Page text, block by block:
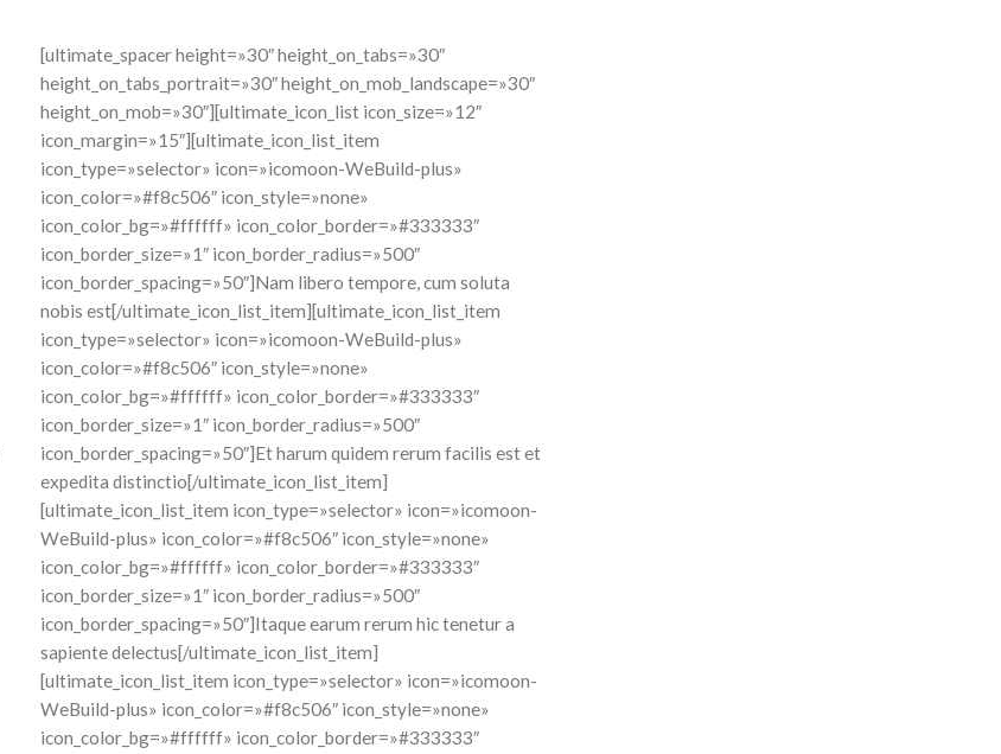
[ultimate_spacer height=»30″ height_on_tabs=»30″
height_on_tabs_portrait=»30″ height_on_mob_landscape=»30″
height_on_mob=»30″][ultimate_icon_list icon_size=»12″
icon_margin=»15″][ultimate_icon_list_item
icon_type=»selector» icon=»icomoon-WeBuild-plus»
icon_color=»#f8c506″ icon_style=»none»
icon_color_bg=»#ffffff» icon_color_border=»#333333″
icon_border_size=»1″ icon_border_radius=»500″
icon_border_spacing=»50″]Nam libero tempore, cum soluta
nobis est[/ultimate_icon_list_item][ultimate_icon_list_item
icon_type=»selector» icon=»icomoon-WeBuild-plus»
icon_color=»#f8c506″ icon_style=»none»
icon_color_bg=»#ffffff» icon_color_border=»#333333″
icon_border_size=»1″ icon_border_radius=»500″
icon_border_spacing=»50″]Et harum quidem rerum facilis est et
expedita distinctio[/ultimate_icon_list_item]
[ultimate_icon_list_item icon_type=»selector» icon=»icomoon-
WeBuild-plus» icon_color=»#f8c506″ icon_style=»none»
icon_color_bg=»#ffffff» icon_color_border=»#333333″
icon_border_size=»1″ icon_border_radius=»500″
icon_border_spacing=»50″]Itaque earum rerum hic tenetur a
sapiente delectus[/ultimate_icon_list_item]
[ultimate_icon_list_item icon_type=»selector» icon=»icomoon-
WeBuild-plus» icon_color=»#f8c506″ icon_style=»none»
icon_color_bg=»#ffffff» icon_color_border=»#333333″